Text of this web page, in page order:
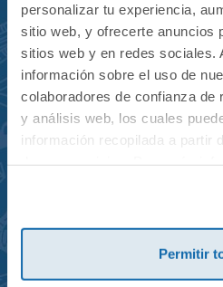
personalizar tu experiencia,
sitio web, y ofrecerte anuncios
sitios web y en redes sociales.
información sobre el uso de
colaboradores de confianza de
y análisis web, los cuales
información recopilada a partir
Permitir
reciclada